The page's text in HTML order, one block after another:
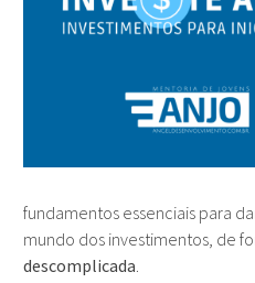
fundamentos essenciais para
mundo dos investimentos, de
descomplicada.